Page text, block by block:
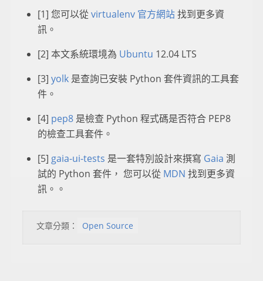
[1] 您可以從virtualenv 官方網站找到更多資
訊。
[2] 本文系統環境為 Ubuntu 12.04 LTS
[3] yolk是查詢已安裝 Python 套件資訊的工具套
件。
[4] pep8是檢查 Python 程式碼是否符合 PEP8
的檢查工具套件。
[5] gaia-ui-tests 是一套特別設計來撰寫 Gaia 測
試的 Python 套件， 您可以從 MDN 找到更多資
訊。。
文章分類： Open Source